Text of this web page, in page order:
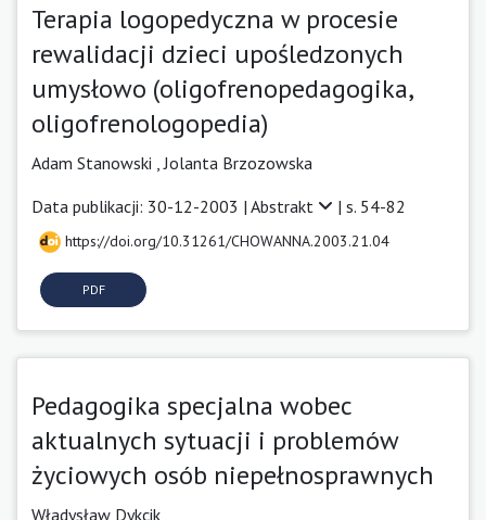
Terapia logopedyczna w procesie
rewalidacji dzieci upośledzonych
umysłowo (oligofrenopedagogika,
oligofrenologopedia)
Adam Stanowski ,Jolanta Brzozowska
Data publikacji: 30-12-2003 | Abstrakt | s. 54-82
https://doi.org/10.31261/CHOWANNA.2003.21.04
PDF
Pedagogika specjalna wobec
aktualnych sytuacji i problemów
życiowych osób niepełnosprawnych
Władysław Dykcik